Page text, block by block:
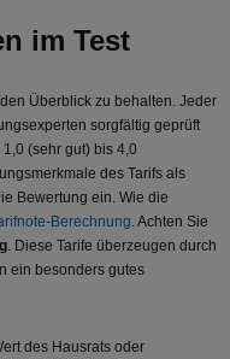
im Test
Überblick zu behalten. Jeder
sorgfältig geprüft
(sehr gut) bis 4,0
des Tarifs als
Bewertung ein. Wie die
Berechnung. Achten Sie
. Diese Tarife überzeugen durch
ein besonders gutes
des Hausrats oder